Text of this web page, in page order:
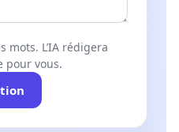
mots. L’IA rédigera
pour vous.